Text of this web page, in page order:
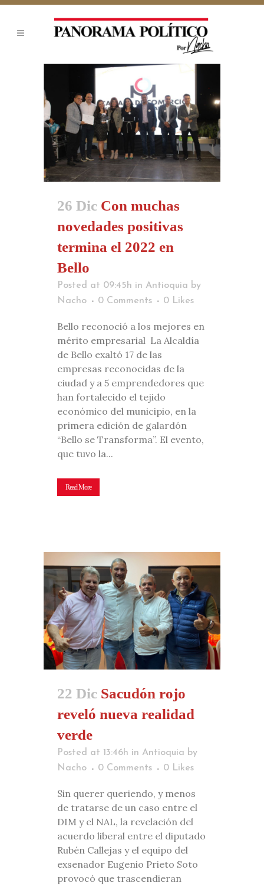
26 Dic Con muchas
novedades positivas
termina el 2022 en
Bello
Posted at 09:45h in Antioquia by
Nacho
0 Comments 0 Likes
Bello reconoció a los mejores en
mérito empresarial La Alcaldía
de Bello exaltó 17 de las
empresas reconocidas de la
ciudad y a 5 emprendedores que
han fortalecido el tejido
económico del municipio, en la
primera edición de galardón
“Bello se Transforma”. El evento,
que tuvo la...
Read More
22 Dic Sacudón rojo
reveló nueva realidad
verde
Posted at 13:46h in Antioquia by
Nacho
0 Comments 0 Likes
Sin querer queriendo, y menos
de tratarse de un caso entre el
DIM y el NAL, la revelación del
acuerdo liberal entre el diputado
Rubén Callejas y el equipo del
exsenador Eugenio Prieto Soto
provocó que trascendieran